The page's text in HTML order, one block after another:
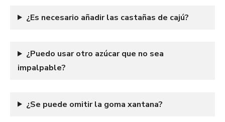
¿Es necesario añadir las castañas de cajú?
¿Puedo usar otro azúcar que no sea
impalpable?
¿Se puede omitir la goma xantana?